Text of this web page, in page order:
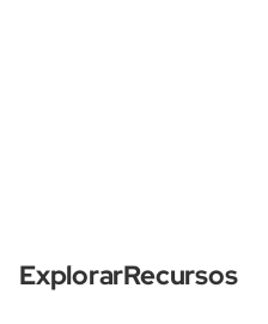
ExplorarRecursos